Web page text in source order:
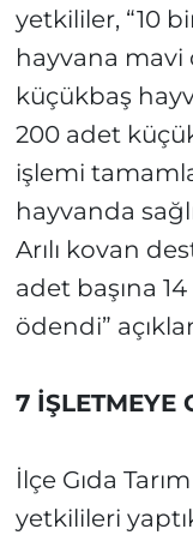
yetkililer, “10
hayvana mavi
küçükbaş
200 adet
işlemi
hayvanda
Arılı kovan
adet başına
ödendi”
7 İŞLETMEYE
İlçe Gıda
yetkilileri